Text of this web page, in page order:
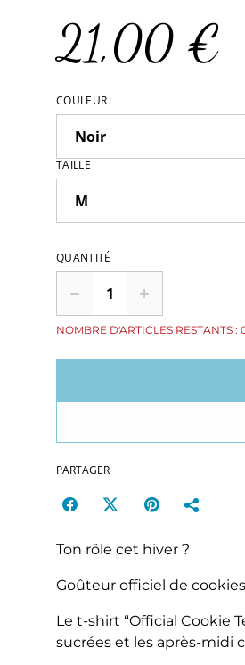
21,00 €
COULEUR
TAILLE
QUANTITÉ
NOMBRE D'ARTICLES RESTANTS :
PARTAGER
Ton rôle cet hiver ?
Goûteur officiel de
Le t-shirt “Official Cookie
sucrées et les après-midi